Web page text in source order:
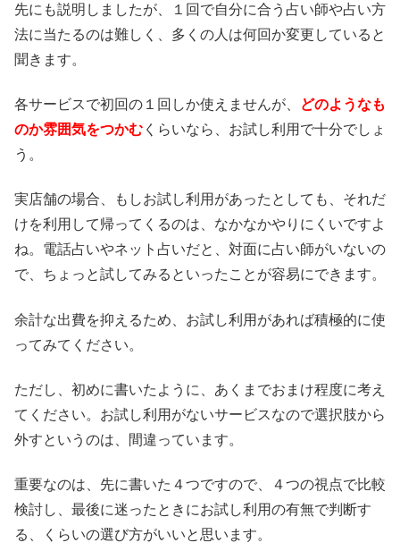
先にも説明しましたが、１回で自分に合う占い師や占い方
法に当たるのは難しく、多くの人は何回か変更していると
聞きます。
各サービスで初回の１回しか使えませんが、
どのようなも
のか雰囲気をつかむ くらいなら、お試し利用で十分でしょ
う。
実店舗の場合、もしお試し利用があったとしても、それだ
けを利用して帰ってくるのは、なかなかやりにくいですよ
ね。電話占いやネット占いだと、対面に占い師がいないの
で、ちょっと試してみるといったことが容易にできます。
余計な出費を抑えるため、お試し利用があれば積極的に使
ってみてください。
ただし、初めに書いたように、あくまでおまけ程度に考え
てください。お試し利用がないサービスなので選択肢から
外すというのは、間違っています。
重要なのは、先に書いた４つですので、４つの視点で比較
検討し、最後に迷ったときにお試し利用の有無で判断す
る、くらいの選び方がいいと思います。